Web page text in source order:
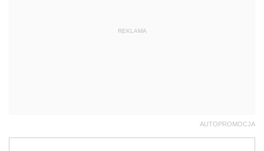
REKLAMA
AUTOPROMOCJA